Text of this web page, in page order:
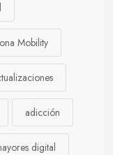
Mobility
adicción
digital